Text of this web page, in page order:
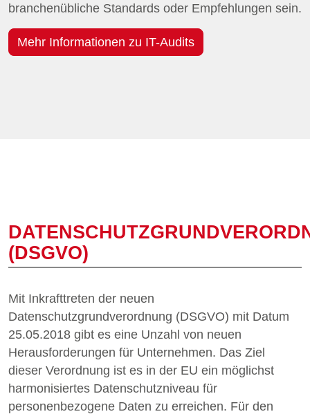
branchenübliche Standards oder Empfehlungen sein.
Mehr Informationen zu IT-Audits
(DSGVO)
Mit Inkrafttreten der neuen
Datenschutzgrundverordnung (DSGVO) mit Datum
25.05.2018 gibt es eine Unzahl von neuen
Herausforderungen für Unternehmen. Das Ziel
dieser Verordnung ist es in der EU ein möglichst
harmonisiertes Datenschutzniveau für
personenbezogene Daten zu erreichen. Für den